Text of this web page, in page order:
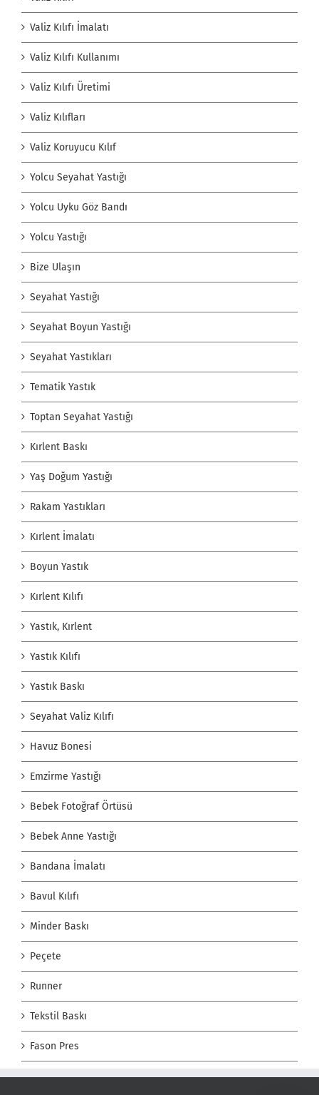
Valiz Kılıfı İmalatı
Valiz Kılıfı Kullanımı
Valiz Kılıfı Üretimi
Valiz Kılıfları
Valiz Koruyucu Kılıf
Yolcu Seyahat Yastığı
Yolcu Uyku Göz Bandı
Yolcu Yastığı
Bize Ulaşın
Seyahat Yastığı
Seyahat Boyun Yastığı
Seyahat Yastıkları
Tematik Yastık
Toptan Seyahat Yastığı
Kırlent Baskı
Yaş Doğum Yastığı
Rakam Yastıkları
Kırlent İmalatı
Boyun Yastık
Kırlent Kılıfı
Yastık, Kırlent
Yastık Kılıfı
Yastık Baskı
Seyahat Valiz Kılıfı
Havuz Bonesi
Emzirme Yastığı
Bebek Fotoğraf Örtüsü
Bebek Anne Yastığı
Bandana İmalatı
Bavul Kılıfı
Minder Baskı
Peçete
Runner
Tekstil Baskı
Fason Pres